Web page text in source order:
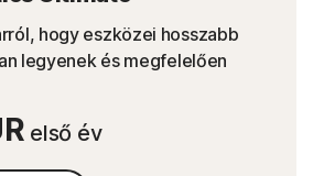
hogy eszközei hosszabb
legyenek és megfelelően
első év